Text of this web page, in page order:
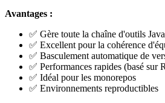
Avantages :
✅ Gère toute la chaîne d'outils
✅ Excellent pour la cohérence
✅ Basculement automatique de
✅ Performances rapides (basé sur
✅ Idéal pour les monorepos
✅ Environnements reproductibles